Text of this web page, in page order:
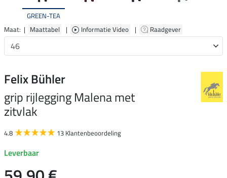
GREEN-TEA
Maat: | Maattabel | Informatie Video | Raadgever
Felix Bühler
grip rijlegging Malena met
zitvlak
4.8 13 Klantenbeoordeling
Leverbaar